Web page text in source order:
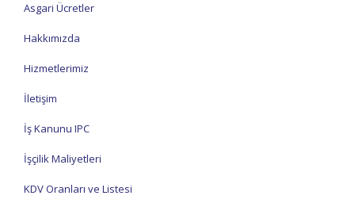
Asgari Ücretler
Hakkımızda
Hizmetlerimiz
İletişim
İş Kanunu IPC
İşçilik Maliyetleri
KDV Oranları ve Listesi